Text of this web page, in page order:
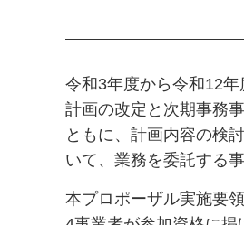
令和3年度から令和12
計画の改定と次期事務
ともに、計画内容の検
いて、業務を委託する
本プロポーザル実施要